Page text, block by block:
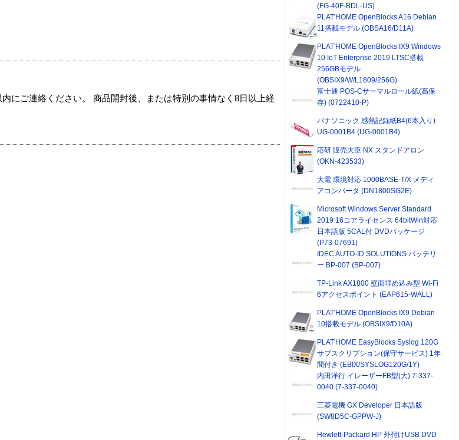
にご連絡ください。 商品開封後、または特別の事情なく8日以上経
(FG-40F-BDL-US)
PLAT'HOME OpenBlocks A16 Debian
11搭載モデル (OBSA16/D11A)
PLAT'HOME OpenBlocks IX9 Windows
10 IoT Enterprise 2019 LTSC搭載
256GBモデル
(OBSIX9/W/L1809/256G)
富士通 POS-Cサーマルロール紙(高保
存) (0722410-P)
パナソニック 感熱記録紙B4(6本入り)
UG-0001B4 (UG-0001B4)
応研 販売大臣 NX スタンドアロン
(OKN-423533)
大電 環境対応 1000BASE-T/X メディ
アコンバータ (DN1800SG2E)
Microsoft Windows Server Standard
2019 16コアライセンス 64bitWin対応
日本語版 5CAL付 DVDパッケージ
(P73-07691)
IDEC AUTO-ID SOLUTIONS バッテリ
ー BP-007 (BP-007)
TP-Link AX1800 壁面埋め込み型 Wi-Fi
6アクセスポイント (EAP615-WALL)
PLAT'HOME OpenBlocks IX9 Debian
10搭載モデル (OBSIX9/D10A)
PLAT'HOME EasyBlocks Syslog 120G
サブスクリプション(保守サービス) 1年
間付き (EBIX/SYSLOG120G/1Y)
内田洋行 イレーザーFB型(大) 7-337-
0040 (7-337-0040)
三菱電機 GX Developer 日本語版
(SW8D5C-GPPW-J)
Hewlett-Packard HP 外付けUSB DVD